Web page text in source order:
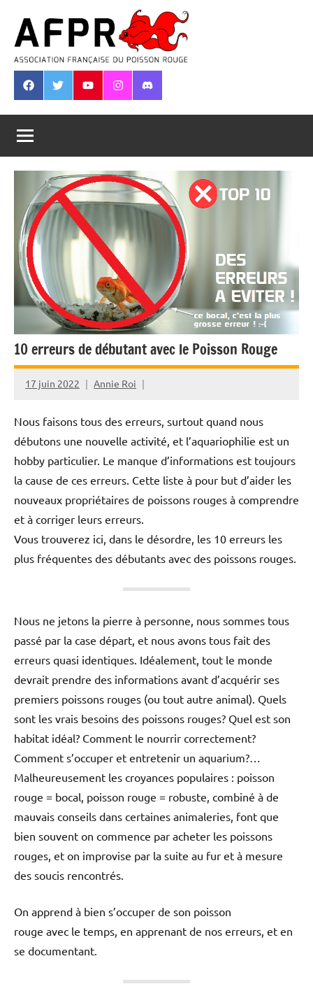
contenu
Association
Française
du
Poisson
Rouge
FacebookTwitterYoutubeInstagramDiscord
10 erreurs de débutant avec le Poisson Rouge
17 juin 2022 Annie Roi
Nous faisons tous des erreurs, surtout quand nous
débutons une nouvelle activité, et l’aquariophilie est un
hobby particulier. Le manque d’informations est toujours
la cause de ces erreurs. Cette liste à pour but d’aider les
nouveaux propriétaires de poissons rouges à comprendre
et à corriger leurs erreurs.
Vous trouverez ici, dans le désordre, les 10 erreurs les
plus fréquentes des débutants avec des poissons rouges.
Nous ne jetons la pierre à personne, nous sommes tous
passé par la case départ, et nous avons tous fait des
erreurs quasi identiques. Idéalement, tout le monde
devrait prendre des informations avant d’acquérir ses
premiers poissons rouges (ou tout autre animal). Quels
sont les vrais besoins des poissons rouges? Quel est son
habitat idéal? Comment le nourrir correctement?
Comment s’occuper et entretenir un aquarium?…
Malheureusement les croyances populaires : poisson
rouge = bocal, poisson rouge = robuste, combiné à de
mauvais conseils dans certaines animaleries, font que
bien souvent on commence par acheter les poissons
rouges, et on improvise par la suite au fur et à mesure
des soucis rencontrés.
On apprend à bien s’occuper de son poisson
rouge avec le temps, en apprenant de nos erreurs, et en
se documentant.